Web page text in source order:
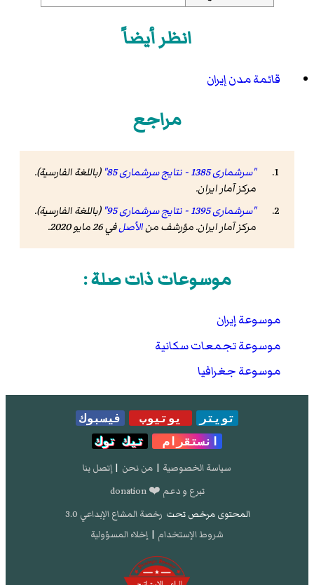
انظر أيضاً
قائمة مدن إيران
مراجع
"سرشماری 1385 - نتایج سرشماری 85"
(باللغة الفارسية).
مرکز آمار ایران.
"سرشماری 1395 - نتایج سرشماری 95"
(باللغة الفارسية).
مرکز آمار ایران. مؤرشف منالأصلفي 26 مايو 2020 .
موسوعات ذات صلة :
موسوعة إيران
موسوعة تجمعات سكانية
موسوعة جغرافيا
تويتر يوتيوب
فيسبوك
انستقرام
تيك توك
سياسة الخصوصية | من نحن | إتصل بنا
تبرع و دعم ❤️ donation
المحتوى مرخص تحت رخصة المشاع الإبداعي 3.0
شروط الإستخدام | إخلاء المسؤولية